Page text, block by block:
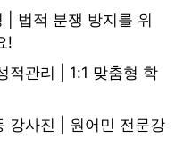
| 법적 분쟁 방지를 위
!
적관리 | 1:1 맞춤형 학
강사진 | 원어민 전문강